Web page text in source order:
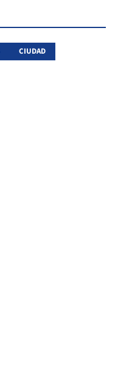
CIUDAD